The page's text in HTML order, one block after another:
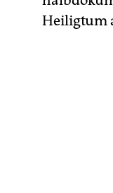
Heiligtum